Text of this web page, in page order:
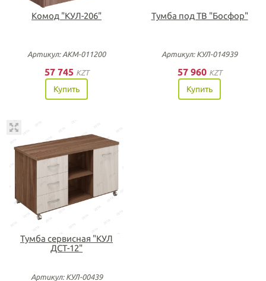
Комод "КУЛ-206"
Артикул: АКМ-011200
57 745 KZT
Купить
Тумба под ТВ "Босфор"
Артикул: КУЛ-014939
57 960 KZT
Купить
Тумба сервисная "КУЛ
ДСТ-12"
Артикул: КУЛ-00439